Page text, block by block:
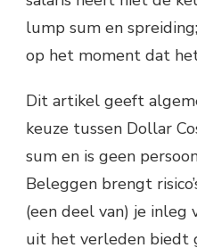
lump sum en
op het moment dat
Dit artikel geeft
keuze tussen Dollar
sum en is geen
Beleggen brengt
(een deel van) je inleg
uit het verleden biedt